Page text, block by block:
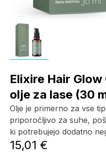
Elixire Hair
olje za lase (30
Olje je primerno za vse
priporočljivo za suhe,
ki potrebujejo dodatno
15,01 €